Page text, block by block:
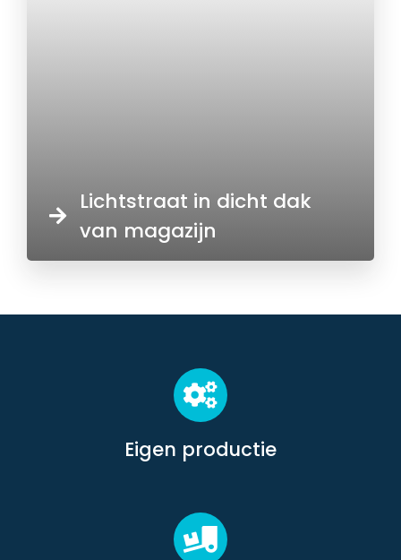
Lichtstraat in dicht dak
van magazijn
Eigen productie